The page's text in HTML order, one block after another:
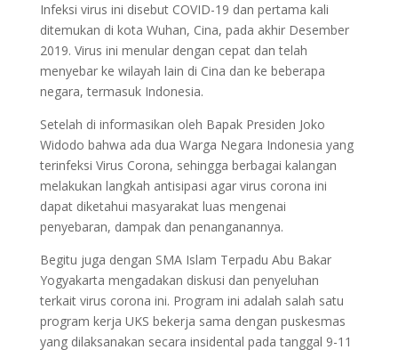
Infeksi virus ini disebut COVID-19 dan pertama kali
ditemukan di kota Wuhan, Cina, pada akhir Desember
2019. Virus ini menular dengan cepat dan telah
menyebar ke wilayah lain di Cina dan ke beberapa
negara, termasuk Indonesia.
Setelah di informasikan oleh Bapak Presiden Joko
Widodo bahwa ada dua Warga Negara Indonesia yang
terinfeksi Virus Corona, sehingga berbagai kalangan
melakukan langkah antisipasi agar virus corona ini
dapat diketahui masyarakat luas mengenai
penyebaran, dampak dan penanganannya.
Begitu juga dengan SMA Islam Terpadu Abu Bakar
Yogyakarta mengadakan diskusi dan penyeluhan
terkait virus corona ini. Program ini adalah salah satu
program kerja UKS bekerja sama dengan puskesmas
yang dilaksanakan secara insidental pada tanggal 9-11